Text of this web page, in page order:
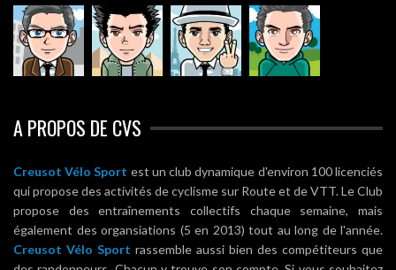
A PROPOS DE CVS
Creusot Vélo Sport est un club dynamique d'environ 100 licenciés
qui propose des activités de cyclisme sur Route et de VTT. Le Club
propose des entraînements collectifs chaque semaine, mais
également des organsiations (5 en 2013) tout au long de l'année.
Creusot Vélo Sport rassemble aussi bien des compétiteurs que